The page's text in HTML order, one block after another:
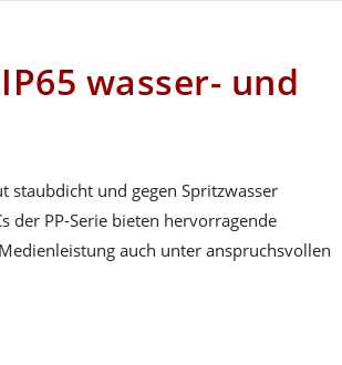
wasser- und
staubdicht und gegen Spritzwasser
der PP-Serie bieten hervorragende
auch unter anspruchsvollen